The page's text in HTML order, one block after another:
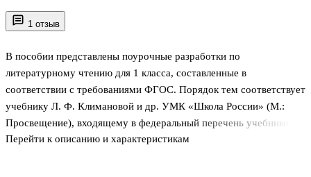
1 отзыв
В пособии представлены поурочные разработки по
литературному чтению для 1 класса, составленные в
соответствии с требованиями ФГОС. Порядок тем соответствует
учебнику Л. Ф. Климановой и др. УМК «Школа России» (М.:
Просвещение), входящему в федеральный перечень учебников
на 2019/2020 и 2020/2021 учебные годы. Помимо подробного
Перейти к описанию и характеристикам